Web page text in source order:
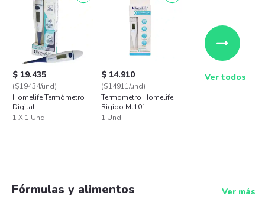
$ 19.435
($19434/und)
Homelife Termómetro
Digital
1 X 1 Und
$ 14.910
($14911/und)
Termometro Homelife
Rigido Mt101
1 Und
Ver todos
Fórmulas y alimentos Ver más